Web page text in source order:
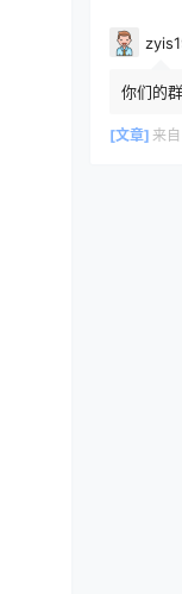
你们的
[文章] 来自